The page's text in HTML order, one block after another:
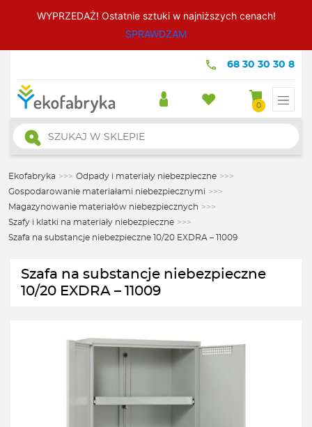
WYPRZEDAŻ! Ostatnie sztuki w najniższych cenach!
SPRAWDZAM
68 30 30 30 8
0
Wyszukiwarka
produktów
Ekofabryka >>> Odpady i materiały niebezpieczne >>>
Gospodarowanie materiałami niebezpiecznymi >>>
Magazynowanie materiałów niebezpiecznych >>>
Szafy i klatki na materiały niebezpieczne >>>
Szafa na substancje niebezpieczne 10/20 EXDRA – 11009
Szafa na substancje niebezpieczne
10/20 EXDRA – 11009